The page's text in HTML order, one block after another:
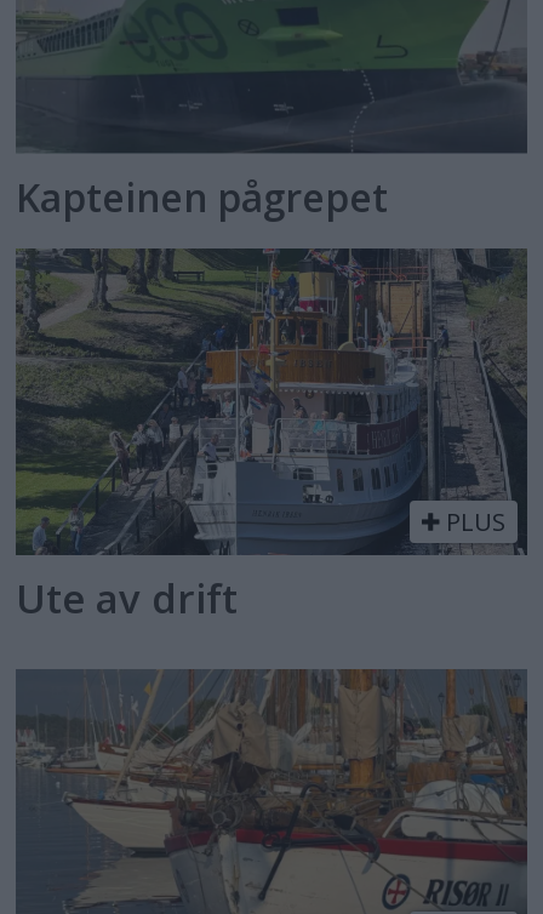
Kapteinen pågrepet
PLUS
Ute av drift